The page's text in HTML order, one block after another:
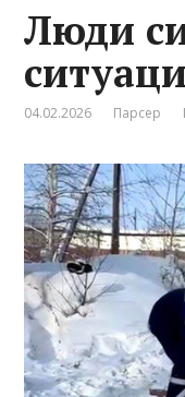
Люди
04.02.2026 Парсер